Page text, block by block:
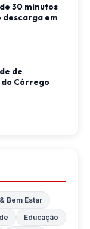
30 minutos
descarga em
de
Córrego
Bem Estar
Educação